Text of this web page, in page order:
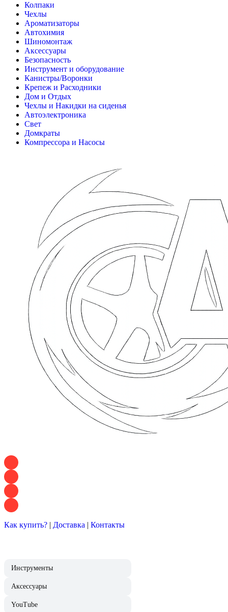
Колпаки
Чехлы
Ароматизаторы
Автохимия
Шиномонтаж
Аксессуары
Безопасность
Инструмент и оборудование
Канистры/Воронки
Крепеж и Расходники
Дом и Отдых
Чехлы и Накидки на сиденья
Автоэлектроника
Свет
Домкраты
Компрессора и Насосы
Как купить? | Доставка | Контакты
Инструменты
Аксессуары
YouTube